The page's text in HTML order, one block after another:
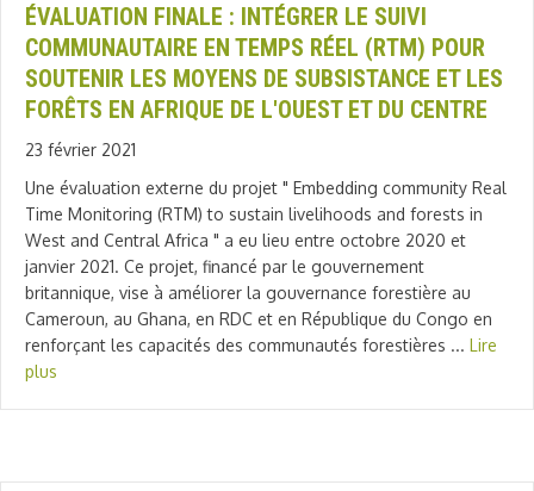
ÉVALUATION FINALE : INTÉGRER LE SUIVI
COMMUNAUTAIRE EN TEMPS RÉEL (RTM) POUR
SOUTENIR LES MOYENS DE SUBSISTANCE ET LES
FORÊTS EN AFRIQUE DE L'OUEST ET DU CENTRE
23 février 2021
Une évaluation externe du projet " Embedding community Real
Time Monitoring (RTM) to sustain livelihoods and forests in
West and Central Africa " a eu lieu entre octobre 2020 et
janvier 2021. Ce projet, financé par le gouvernement
britannique, vise à améliorer la gouvernance forestière au
Cameroun, au Ghana, en RDC et en République du Congo en
renforçant les capacités des communautés forestières ... Lire
plus